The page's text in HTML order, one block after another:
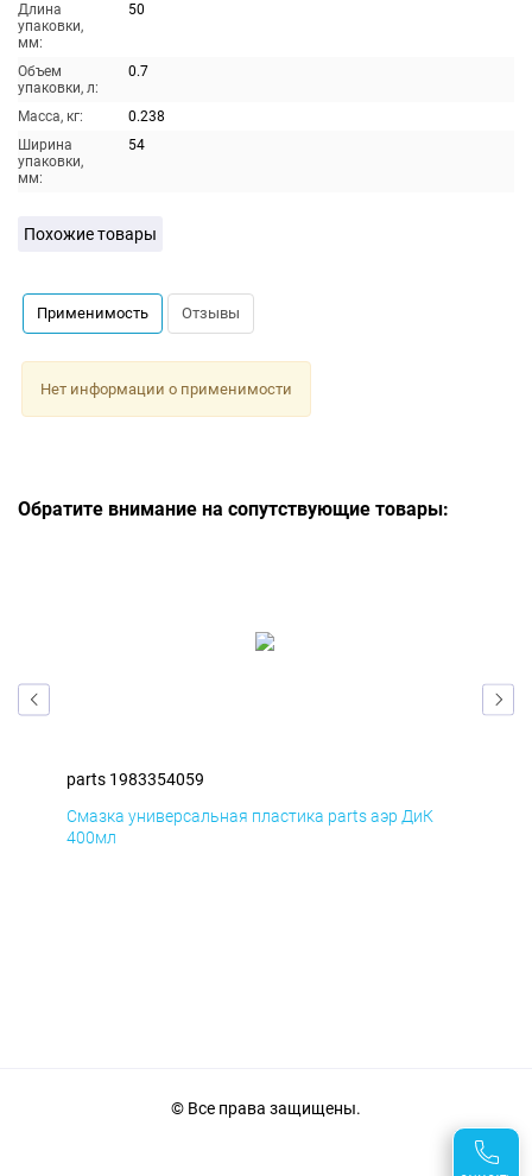
Длина
упаковки,
мм:
50
Объем
упаковки, л:
0.7
Масса, кг:
0.238
Ширина
упаковки,
мм:
54
Похожие товары
Применимость Отзывы
Нет информации о применимости
Обратите внимание на сопутствующие товары:
parts 1983354059
Смазка универсальная пластика parts аэр ДиК
400мл
© Все права защищены.